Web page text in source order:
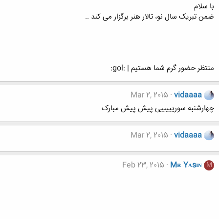
با سلام
ضمن تبریک سال نو، تالار هنر برگزار می کند ..
منتظر حضور گرم شما هستیم | :gol:
vidaaaa
Mar 2, 2015
چهارشنبه سوریییییی پیش پیش مبارک
vidaaaa
Mar 2, 2015
M
Mʀ Yᴀsɪɴ
Feb 23, 2015